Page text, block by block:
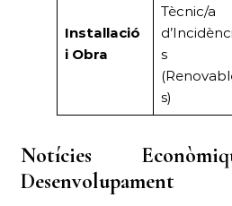
Instal·lació
i Obra
Tècnic/a
s
s)
Notícies
Desenvolupament